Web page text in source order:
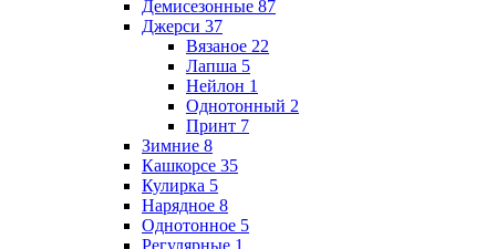
Демисезонные 87
Джерси 37
Вязаное 22
Лапша 5
Нейлон 1
Однотонный 2
Принт 7
Зимние 8
Кашкорсе 35
Кулирка 5
Нарядное 8
Однотонное 5
Регулярные 1